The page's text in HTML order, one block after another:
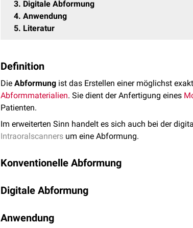
3 Digitale Abformung
4 Anwendung
5 Literatur
Definition
Die Abformung ist das Erstellen einer möglichst
Abformmaterialien. Sie dient der Anfertigung eines
Patienten.
Im erweiterten Sinn handelt es sich auch bei der
Intraoralscanners um eine Abformung.
Konventionelle Abformung
Dadurch entsteht ein Negativ des Kiefers, welches in
Digitale Abformung
Die erhaltenen 3D-Scans können direkt
Anwendung